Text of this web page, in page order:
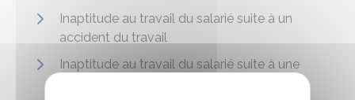
Inaptitude au travail du salarié suite à un
accident du travail
Inaptitude au travail du salarié suite à une